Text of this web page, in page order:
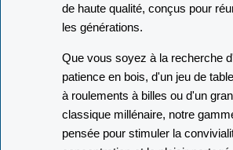
de haute qualité, conçus pour
les générations.
Que vous soyez à la recherche
patience en bois, d'un jeu de
à roulements à billes ou d'un
classique millénaire, notre
pensée pour stimuler la